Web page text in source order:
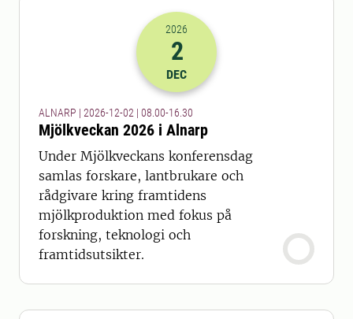
2026-02-12 07:00
2026
2
DEC
ALNARP | 2026-12-02 | 08.00-16.30
Mjölkveckan 2026 i Alnarp
Under Mjölkveckans konferensdag
samlas forskare, lantbrukare och
rådgivare kring framtidens
mjölkproduktion med fokus på
forskning, teknologi och
framtidsutsikter.